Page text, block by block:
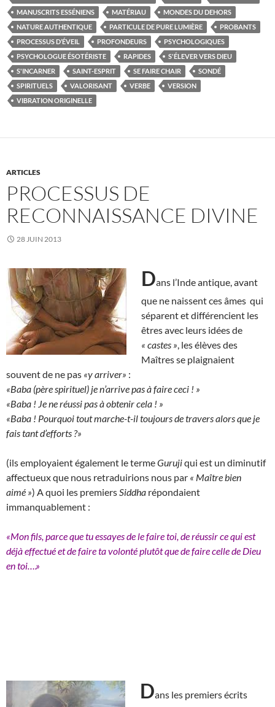
MANUSCRITS ESSÉNIENS
MATÉRIAU
MONDES DU DEHORS
NATURE AUTHENTIQUE
PARTICULE DE PURE LUMIÈRE
PROBANTS
PROCESSUS D’ÉVEIL
PROFONDEURS
PSYCHOLOGIQUES
PSYCHOLOGUE ÉSOTÉRISTE
RAPIDES
S'ÉLEVER VERS DIEU
S'INCARNER
SAINT-ESPRIT SE FAIRE CHAIR
SONDÉ
SPIRITUELS
VALORISANT VERBE
VERSION
VIBRATION ORIGINELLE
ARTICLES
PROCESSUS DE
RECONNAISSANCE DIVINE
28 JUIN 2013
Dans l’Inde antique, avant
que ne naissent ces âmes qui
séparent et différencient les
êtres avec leurs idées de
« castes » , les élèves des
Maîtres se plaignaient
souvent de ne pas «y arriver» :
«Baba (père spirituel) je n’arrive pas à faire ceci ! »
«Baba ! Je ne réussi pas à obtenir cela ! »
«Baba ! Pourquoi tout marche-t-il toujours de travers alors que je
fais tant d’efforts ?»
(ils employaient également le termeGurujiqui est un diminutif
affectueux que nous retraduirions nous par « Maître bien
aimé ») A quoi les premiers Siddha répondaient
immanquablement :
«Mon fils, parce que tu essayes de le faire toi, de réussir ce qui est
déjà effectué et de faire ta volonté plutôt que de faire celle de Dieu
en toi….»
Dans les premiers écrits